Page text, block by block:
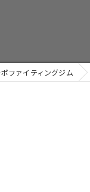
ファイティングジム